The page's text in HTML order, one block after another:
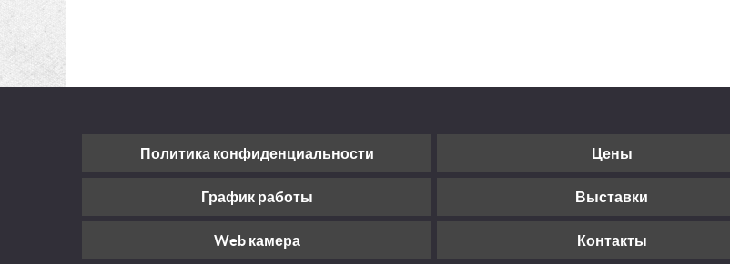
Политика конфиденциальности Цены
График работы Выставки
Web камера Контакты